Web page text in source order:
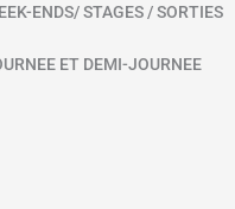
ENDS/ STAGES / SORTIES
ET DEMI-JOURNEE